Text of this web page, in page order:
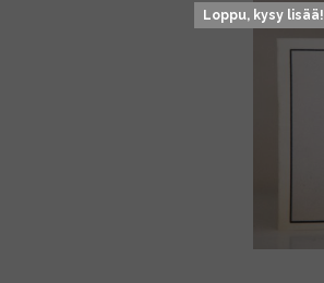
Loppu, kysy lisää!